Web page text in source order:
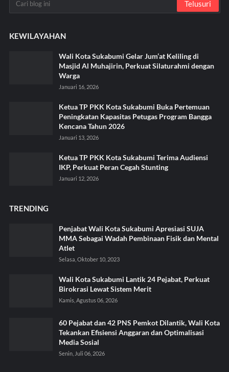
KEWILAYAHAN
Wali Kota Sukabumi Gelar Jum’at Keliling di
Masjid Al Muhajirin, Perkuat Silaturahmi dengan
Warga
Januari 16, 2026
Ketua TP PKK Kota Sukabumi Buka Pertemuan
Peningkatan Kapasitas Petugas Program Bangga
Kencana Tahun 2026
Januari 13, 2026
Ketua TP PKK Kota Sukabumi Terima Audiensi
IKP, Perkuat Peran Cegah Stunting
Januari 12, 2026
TRENDING
Penjabat Wali Kota Sukabumi Apresiasi SUJA
MMA Sebagai Wadah Pembinaan Fisik dan Mental
Atlet
Selasa, Oktober 10, 2023
Wali Kota Sukabumi Lantik 24 Pejabat, Perkuat
Birokrasi Lewat Sistem Merit
Kamis, Agustus 06, 2026
60 Pejabat dan 42 PNS Pemkot Dilantik, Wali Kota
Tekankan Efisiensi Anggaran dan Optimalisasi
Media Sosial
Senin, Juli 06, 2026